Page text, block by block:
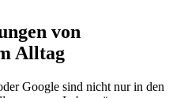
von
Alltag
Google sind nicht nur in den